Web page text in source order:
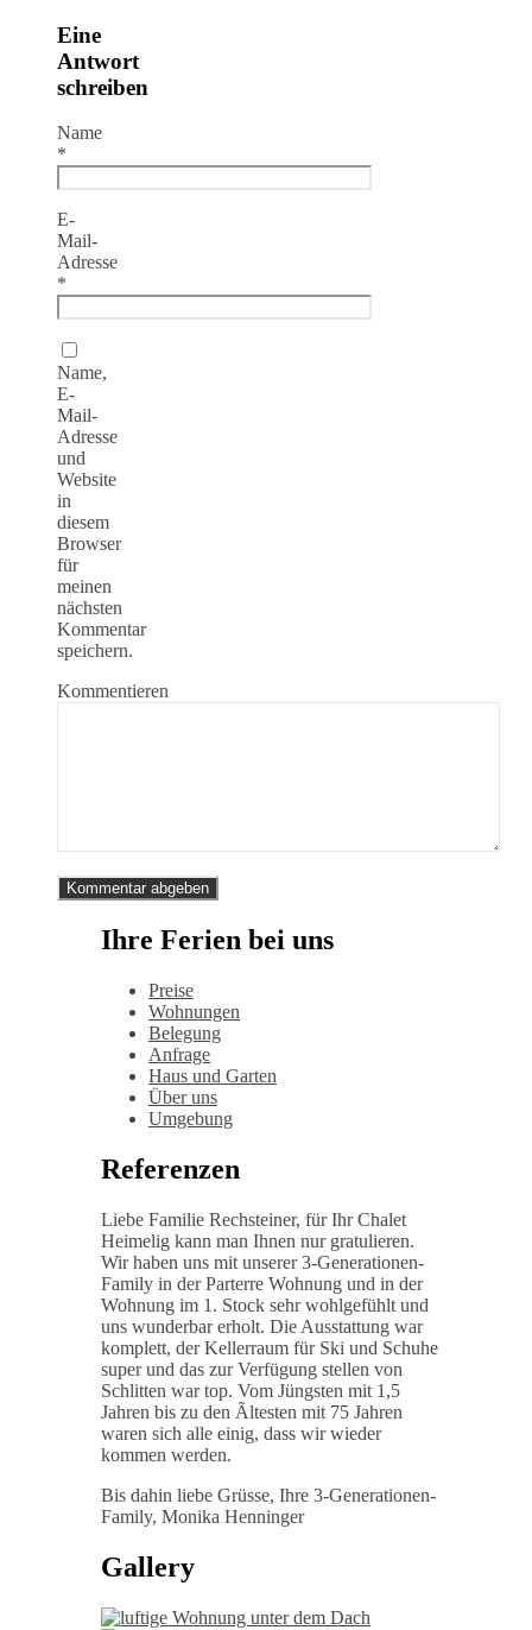
Eine
Antwort
schreiben
Name
*
E-
Mail-
Adresse
*
Name,
E-
Mail-
Adresse
und
Website
in
diesem
Browser
für
meinen
nächsten
Kommentar
speichern.
Kommentieren
Ihre Ferien bei uns
Preise
Wohnungen
Belegung
Anfrage
Haus und Garten
Über uns
Umgebung
Referenzen
Liebe Familie Rechsteiner, für Ihr Chalet
Heimelig kann man Ihnen nur gratulieren.
Wir haben uns mit unserer 3-Generationen-
Family in der Parterre Wohnung und in der
Wohnung im 1. Stock sehr wohlgefühlt und
uns wunderbar erholt. Die Ausstattung war
komplett, der Kellerraum für Ski und Schuhe
super und das zur Verfügung stellen von
Schlitten war top. Vom Jüngsten mit 1,5
Jahren bis zu den Ãltesten mit 75 Jahren
waren sich alle einig, dass wir wieder
kommen werden.
Bis dahin liebe Grüsse, Ihre 3-Generationen-
Family, Monika Henninger
Gallery